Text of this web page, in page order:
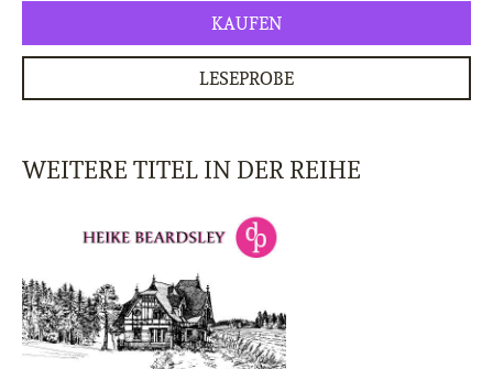
KAUFEN
LESEPROBE
WEITERE TITEL IN DER REIHE